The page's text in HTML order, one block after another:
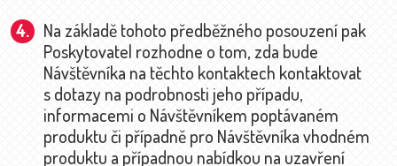
Na základě tohoto předběžného posouzení pak
Poskytovatel rozhodne o tom, zda bude
Návštěvníka na těchto kontaktech kontaktovat
s dotazy na podrobnosti jeho případu,
informacemi o Návštěvníkem poptávaném
produktu či případně pro Návštěvníka vhodném
produktu a případnou nabídkou na uzavření